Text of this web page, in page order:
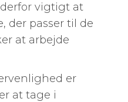
vigtigt at
der passer til de
at arbejde
er
at tage i